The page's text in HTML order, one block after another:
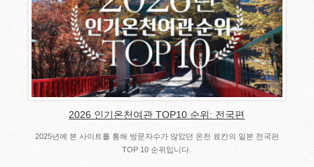
2026 인기온천여관 TOP10 순위: 전국편
2025년에 본 사이트를 통해 방문자수가 많았던 온천 료칸의 일본 전국판
TOP 10 순위입니다.